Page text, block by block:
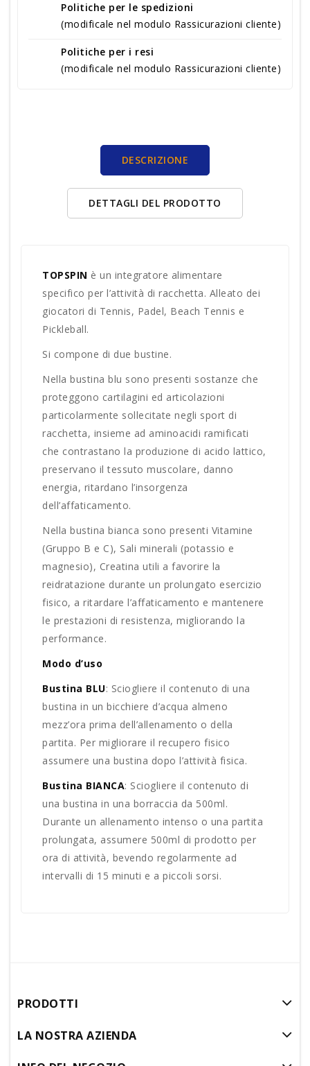
Politiche per le spedizioni
(modificale nel modulo Rassicurazioni cliente)
Politiche per i resi
(modificale nel modulo Rassicurazioni cliente)
DESCRIZIONE
DETTAGLI DEL PRODOTTO
TOPSPIN è un integratore alimentare
specifico per l’attività di racchetta. Alleato dei
giocatori di Tennis, Padel, Beach Tennis e
Pickleball.
Si compone di due bustine.
Nella bustina blu sono presenti sostanze che
proteggono cartilagini ed articolazioni
particolarmente sollecitate negli sport di
racchetta, insieme ad aminoacidi ramificati
che contrastano la produzione di acido lattico,
preservano il tessuto muscolare, danno
energia, ritardano l’insorgenza
dell’affaticamento.
Nella bustina bianca sono presenti Vitamine
(Gruppo B e C), Sali minerali (potassio e
magnesio), Creatina utili a favorire la
reidratazione durante un prolungato esercizio
fisico, a ritardare l’affaticamento e mantenere
le prestazioni di resistenza, migliorando la
performance.
Modo d’uso
Bustina BLU: Sciogliere il contenuto di una
bustina in un bicchiere d’acqua almeno
mezz’ora prima dell’allenamento o della
partita. Per migliorare il recupero fisico
assumere una bustina dopo l’attività fisica.
Bustina BIANCA: Sciogliere il contenuto di
una bustina in una borraccia da 500ml.
Durante un allenamento intenso o una partita
prolungata, assumere 500ml di prodotto per
ora di attività, bevendo regolarmente ad
intervalli di 15 minuti e a piccoli sorsi.
PRODOTTI
LA NOSTRA AZIENDA